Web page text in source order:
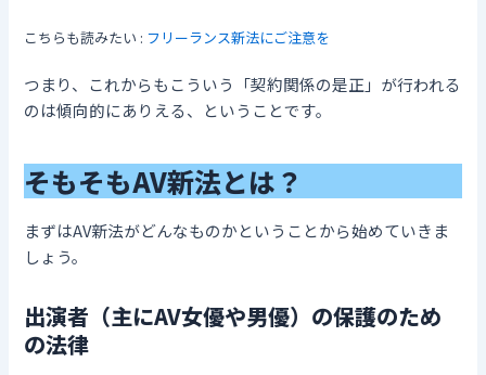
こちらも読みたい : フリーランス新法にご注意を
つまり、これからもこういう「契約関係の是正」が行われる
のは傾向的にありえる、ということです。
そもそもAV新法とは？
まずはAV新法がどんなものかということから始めていきま
しょう。
出演者（主にAV女優や男優）の保護のため
の法律